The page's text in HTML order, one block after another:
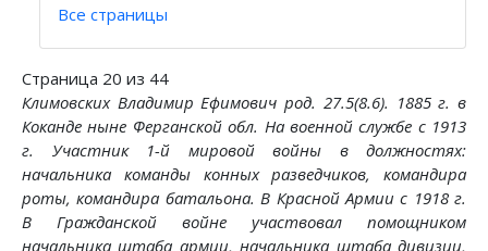
Все страницы
Страница 20 из 44
Климовских Владимир Ефимович род. 27.5(8.6). 1885 г. в
Коканде ныне Ферганской обл. На военной службе с 1913
г. Участник 1-й мировой войны в должностях:
начальника команды конных разведчиков, командира
роты, команди­ра батальона. В Красной Армии с 1918 г.
В Гражданской войне участвовал помощником
начальника штаба армии, начальника штаба дивизии,